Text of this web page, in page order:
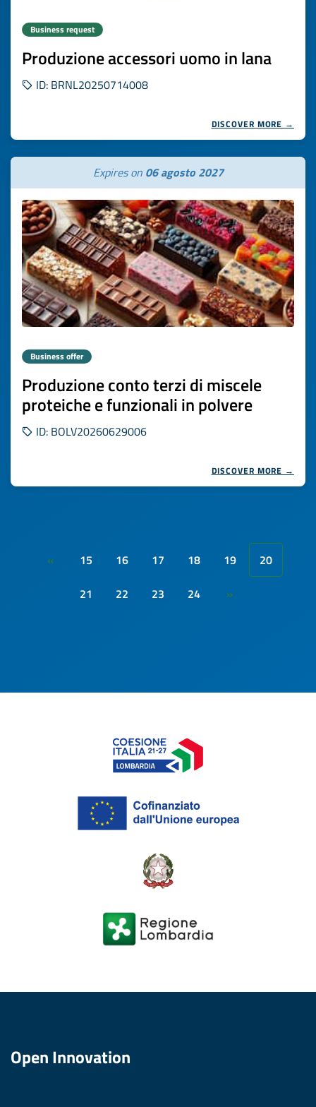
Business request
Produzione accessori uomo in lana
ID: BRNL20250714008
DISCOVER MORE →
Expires on 06 agosto 2027
Business offer
Produzione conto terzi di miscele
proteiche e funzionali in polvere
ID: BOLV20260629006
DISCOVER MORE →
« 15 16 17 18 19
20
21
22 23 24 »
Open Innovation